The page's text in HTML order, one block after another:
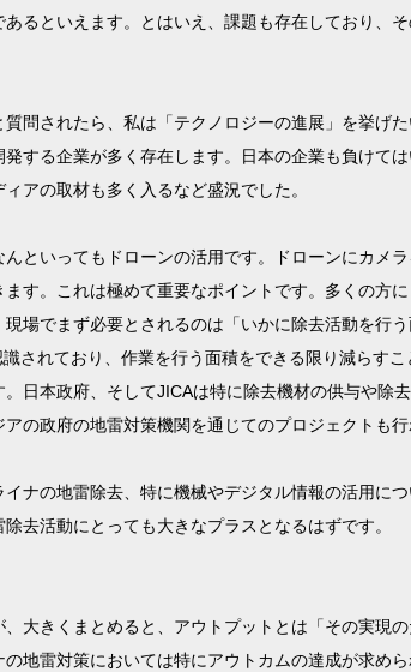
るといえます。とはいえ、課題も存在しており、
問されたら、私は「テクノロジーの進展」を挙げ
する企業が多く存在します。日本の企業も負けて
アの取材も多く入るなど盛況でした。
といってもドローンの活用です。ドローンにカメ
す。これは極めて重要なポイントです。多くの方
場でまず必要とされるのは「いかに除去活動を行
されており、作業を行う面積をできる限り減らす
日本政府、そしてJICAは特に除去機材の供与や除
の政府の地雷対策機関を通じてのプロジェクトも行
ナの地雷除去、特に機械やデジタル情報の活用に
去活動にとっても大きなプラスとなるはずです。
大きくまとめると、アウトプットとは「その実現
地雷対策においては特にアウトカムの達成が求めら